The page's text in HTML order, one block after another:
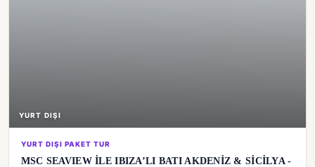
YURT DIŞI
YURT DIŞI PAKET TUR
MSC SEAVIEW İLE IBIZA’LI BATI AKDENİZ & SİCİLYA -